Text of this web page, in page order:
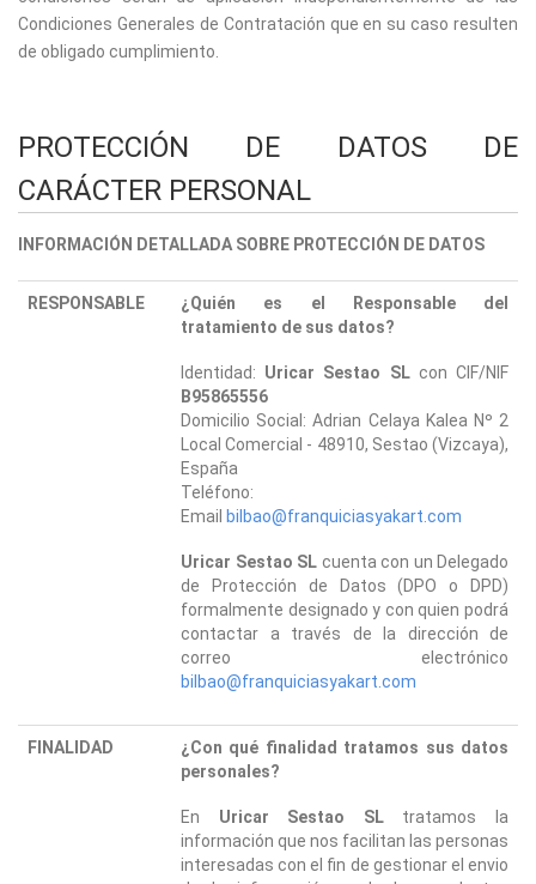
Condiciones Generales de Contratación que en su caso resulten
de obligado cumplimiento.
PROTECCIÓN DE DATOS DE
CARÁCTER PERSONAL
INFORMACIÓN DETALLADA SOBRE PROTECCIÓN DE DATOS
RESPONSABLE
¿Quién es el Responsable del
tratamiento de sus datos?
Identidad: Uricar Sestao SLcon CIF/NIF
B95865556
Domicilio Social: Adrian Celaya Kalea Nº 2
Local Comercial - 48910, Sestao (Vizcaya),
España
Teléfono:
Email bilbao@franquiciasyakart.com
Uricar Sestao SL cuenta con un Delegado
de Protección de Datos (DPO o DPD)
formalmente designado y con quien podrá
contactar a través de la dirección de
correo electrónico
bilbao@franquiciasyakart.com
FINALIDAD
¿Con qué finalidad tratamos sus datos
personales?
En Uricar Sestao SLtratamos la
información que nos facilitan las personas
interesadas con el fin de gestionar el envio